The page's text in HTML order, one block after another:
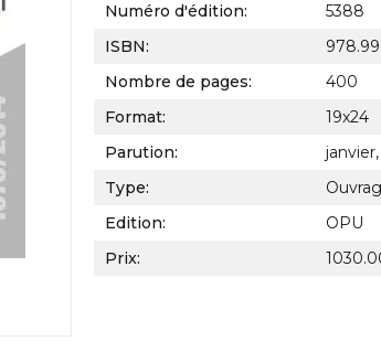
Numéro d'édition:
5388
ISBN:
Nombre de pages:
400
Format:
19x24
Parution:
Type:
Edition:
OPU
Prix: